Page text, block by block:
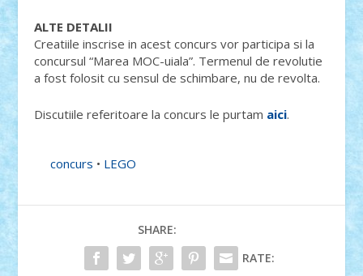
ALTE DETALII
Creatiile inscrise in acest concurs vor participa si la
concursul “Marea MOC-uiala”. Termenul de revolutie
a fost folosit cu sensul de schimbare, nu de revolta.
Discutiile referitoare la concurs le purtam aici.
concurs • LEGO
SHARE:
RATE: